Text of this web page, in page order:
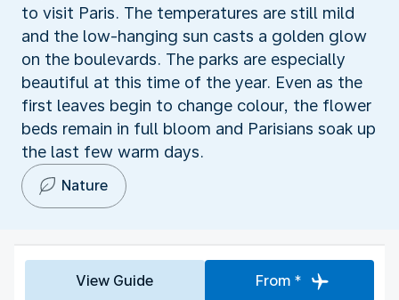
to visit Paris. The temperatures are still mild
and the low-hanging sun casts a golden glow
on the boulevards. The parks are especially
beautiful at this time of the year. Even as the
first leaves begin to change colour, the flower
beds remain in full bloom and Parisians soak up
the last few warm days.
Nature
View Guide From *